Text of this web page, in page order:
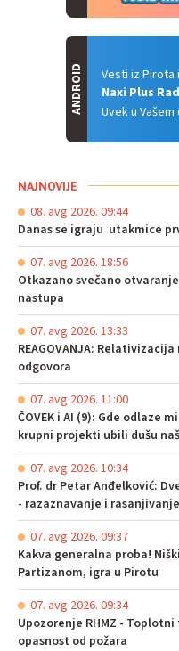
Vesti iz Pirota i
Naxi Plus
Uvek u Vašem
ANDROID
NAJNOVIJE
08. avg 2026. 09:44
Danas se igraju utakmice
07. avg 2026. 18:56
Otkazano svečano
nastupa
07. avg 2026. 13:33
REAGOVANJA:
odgovora
07. avg 2026. 11:00
ČOVEK i AI (9): Gde odlaze
krupni projekti ubili dušu
07. avg 2026. 10:34
Prof. dr Petar Anđelković:
- razaznavanje i rasanjivanje
07. avg 2026. 09:37
Kakva generalna proba!
Partizanom, igra u Pirotu
07. avg 2026. 09:34
Upozorenje RHMZ -
opasnost od požara